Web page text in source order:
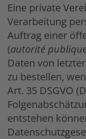
Eine private
Verarbeitung
Auftrag einer
(autorité
Daten von
zu bestellen,
Art. 35 DSGVO
entstehen